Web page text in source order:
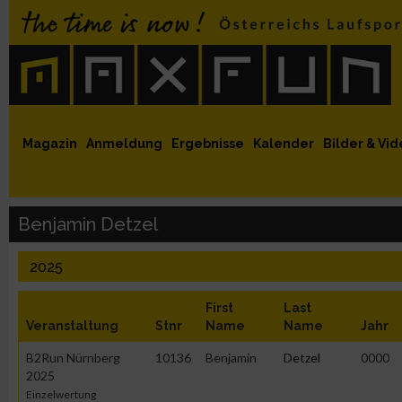
MaxFun Newsletter abonnieren
MaxFun auf Instagram
MaxFun auf Twitter
auf Youtube
auf Facebook
Magazin Anmeldung Ergebnisse Kalender Bilder &
Benjamin Detzel
2025
Veranstaltung Stnr
First
Name
Last
Name
Jahr
B2Run Nürnberg
2025
Einzelwertung
10136 Benjamin Detzel 0000